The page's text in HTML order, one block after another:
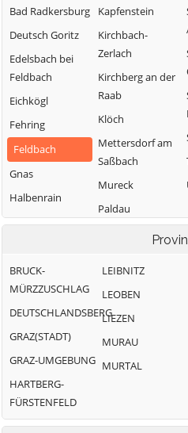
Bad Radkersburg
Deutsch Goritz
Edelsbach bei
Feldbach
Eichkögl
Fehring
Feldbach
Gnas
Halbenrain
Kapfenstein
Kirchbach-
Zerlach
Kirchberg an der
Raab
Klöch
Mettersdorf am
Saßbach
Mureck
Paldau
Pirching am
BRUCK-
MÜRZZUSCHLAG
DEUTSCHLANDSBERG
GRAZ(STADT)
GRAZ-UMGEBUNG
HARTBERG-
FÜRSTENFELD
LEIBNITZ
LEOBEN
LIEZEN
MURAU
MURTAL